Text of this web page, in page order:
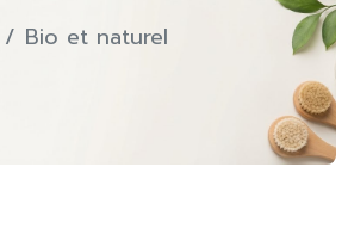
Bio et naturel